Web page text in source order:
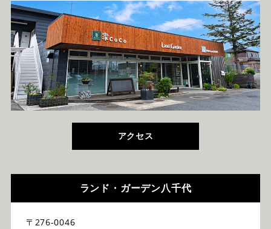
アクセス
ランド・ガーデン八千代
〒276-0046